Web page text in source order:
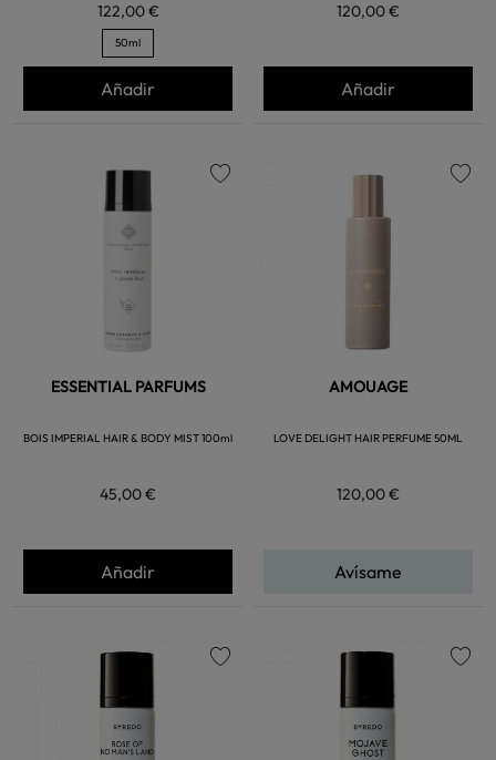
122,00 €
50ml
Añadir
120,00 €
Añadir
ESSENTIAL PARFUMS
BOIS IMPERIAL HAIR & BODY MIST 100ml
45,00 €
Añadir
AMOUAGE
LOVE DELIGHT HAIR PERFUME 50ML
120,00 €
Avísame